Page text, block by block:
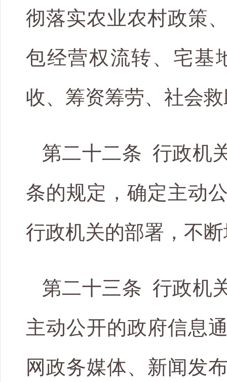
彻落实农业农村政策
包经营权流转、宅基
收、筹资筹劳、社会
第二十二条 行政机
条的规定，确定主动
行政机关的部署，不
第二十三条 行政机
主动公开的政府信息
网政务媒体、新闻发